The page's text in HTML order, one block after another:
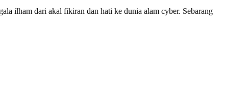
ilham dari akal fikiran dan hati ke dunia alam cyber. Sebarang